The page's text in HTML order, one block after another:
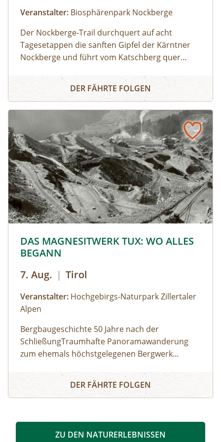
Veranstalter: Biosphärenpark Nockberge
Der Nockberge-Trail durchquert auf acht
Tagesetappen die sanften Gipfel der Kärntner
Nockberge und führt vom Katschberg quer
zu den Thermen in Bad Kleinkirchheim und
weiter bis an den Millstätter See. Zu Beginn
vom Ausgangspunkt in Bad Kleinkirchheim
hinauf zum Falkertsee. Begleitet von einem:einer
Biosphärenpark-Ranger:in wandern wir dann
auf den wohl bekanntesten Gipfel des Trails –
den Falkertspitz – und über den langen Rücken
der Totelitzen wieder hinab nach Bad
Kleinkirchheim. Dabei legen wir eine Strecke von
13 km bei 470 m im Aufstieg und 1.340 m im
Abstieg zurück.
Nockberge-Trail: Etappe 5 Falkertsee - Bad
DER FÄHRTE FOLGEN
DAS MAGNESITWERK TUX: WO ALLES
BEGANN
7. Aug. | Tirol
Veranstalter: Hochgebirgs-Naturpark Zillertaler
Alpen
Bergbaugeschichte 50 Jahre nach der
SchließungTraumhafte Panoramawanderung
zum ehemals höchstgelegenen Bergwerk
Tal kamen, hat mit dem Auffi nden der
Magnesit-Lagerstätten die wichtigste Epoche für
DAS MAGNESITWERK TUX: WO ALLES BEGANN
DER FÄHRTE FOLGEN
ZU DEN NATURERLEBNISSEN